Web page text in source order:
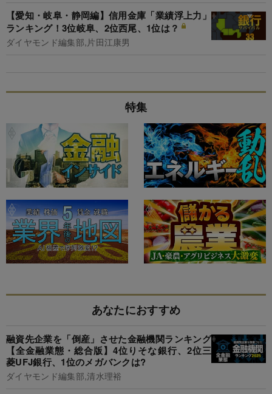
【愛知・岐阜・静岡編】信用金庫「業績浮上力」
ランキング！3位岐阜、2位西尾、1位は？
ダイヤモンド編集部,片田江康男
特集
あなたにおすすめ
融資先企業を「倒産」させた金融機関ランキング
【全金融業態・総合版】4位りそな銀行、2位三
菱UFJ銀行、1位のメガバンクは?
ダイヤモンド編集部,清水理裕